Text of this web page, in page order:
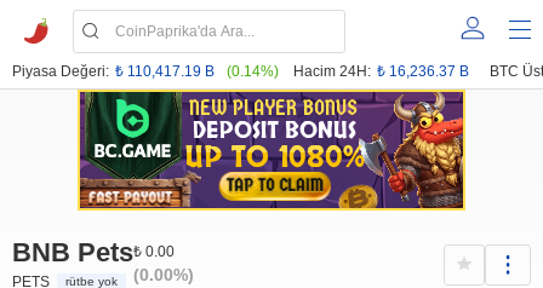
Piyasa Değeri: ₺ 110,417.19 B (0.14%) Hacim 24H: ₺ 16,236.37 B BTC
BNB Pets
PETS rütbe yok
₺ 0.00
(0.00%)